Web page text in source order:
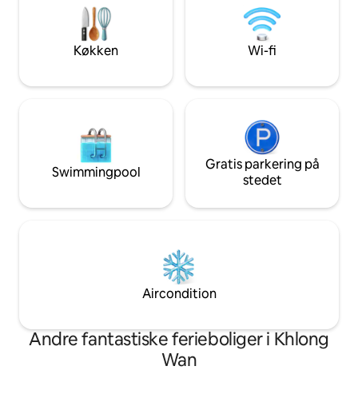
taxaservice. Der er massage til at slappe
ubegrænset brug.
område - Der er
parkering til 6-10
madmenu i
Køkken Wi-fi
Swimmingpool
Gratis parkering på
stedet
Aircondition
Andre fantastiske ferieboliger i Khlong
Wan